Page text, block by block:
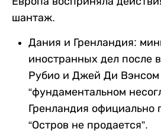
шантаж.
Дания и Гренландия:
иностранных дел после
Рубио и Джей Ди Вэнсом
“фундаментальном
Гренландия официально
“Остров не продается”.